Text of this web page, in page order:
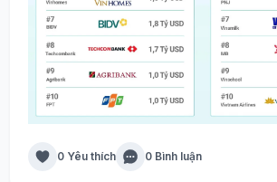
0 Yêu thích 0 Bình luận